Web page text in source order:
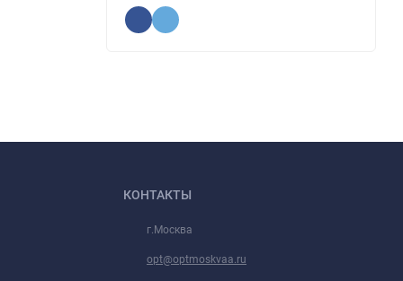
КОНТАКТЫ
г.Москва
opt@optmoskvaa.ru